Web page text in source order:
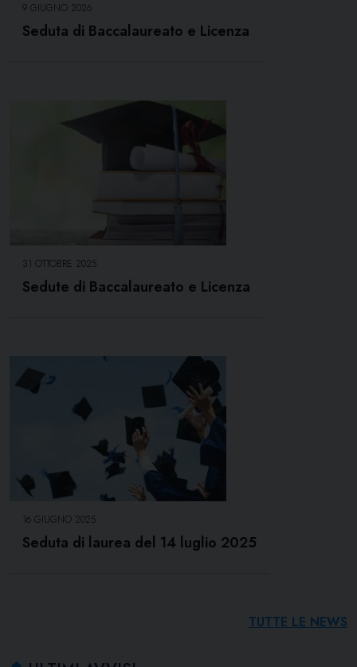
9 GIUGNO 2026
Seduta di Baccalaureato e Licenza
31 OTTOBRE 2025
Sedute di Baccalaureato e Licenza
16 GIUGNO 2025
Seduta di laurea del 14 luglio 2025
TUTTE LE NEWS